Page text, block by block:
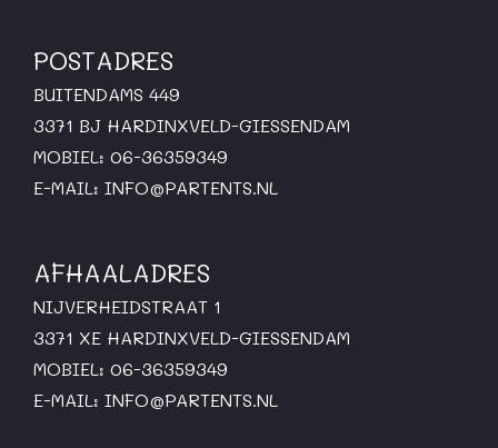
POSTADRES
BUITENDAMS 449
3371 BJ HARDINXVELD-GIESSENDAM
MOBIEL: 06-36359349
E-MAIL: INFO@PARTENTS.NL
AFHAALADRES
NIJVERHEIDSTRAAT 1
3371 XE HARDINXVELD-GIESSENDAM
MOBIEL: 06-36359349
E-MAIL: INFO@PARTENTS.NL